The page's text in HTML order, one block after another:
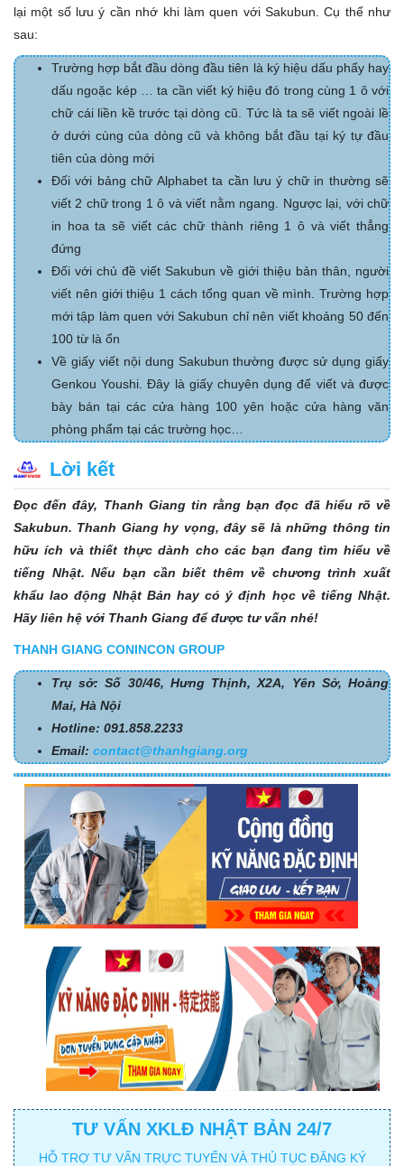
lại một số lưu ý cần nhớ khi làm quen với Sakubun. Cụ thể như
sau:
Trường hợp bắt đầu dòng đầu tiên là ký hiệu dấu phẩy hay
dấu ngoặc kép … ta cần viết ký hiệu đó trong cùng 1 ô với
chữ cái liền kề trước tại dòng cũ. Tức là ta sẽ viết ngoài lề
ở dưới cùng của dòng cũ và không bắt đầu tại ký tự đầu
tiên của dòng mới
Đối với bảng chữ Alphabet ta cần lưu ý chữ in thường sẽ
viết 2 chữ trong 1 ô và viết nằm ngang. Ngược lại, với chữ
in hoa ta sẽ viết các chữ thành riêng 1 ô và viết thẳng
đứng
Đối với chủ đề viết Sakubun về giới thiệu bản thân, người
viết nên giới thiệu 1 cách tổng quan về mình. Trường hợp
mới tập làm quen với Sakubun chỉ nên viết khoảng 50 đến
100 từ là ổn
Về giấy viết nội dung Sakubun thường được sử dụng giấy
Genkou Youshi. Đây là giấy chuyên dụng để viết và được
bày bán tại các cửa hàng 100 yên hoặc cửa hàng văn
phòng phẩm tại các trường học…
Lời kết
Đọc đến đây, Thanh Giang tin rằng bạn đọc đã hiểu rõ về
Sakubun. Thanh Giang hy vọng, đây sẽ là những thông tin
hữu ích và thiết thực dành cho các bạn đang tìm hiểu về
tiếng Nhật. Nếu bạn cần biết thêm về chương trình xuất
khẩu lao động Nhật Bản hay có ý định học về tiếng Nhật.
Hãy liên hệ với Thanh Giang để được tư vấn nhé!
THANH GIANG CONINCON GROUP
Trụ sở: Số 30/46, Hưng Thịnh, X2A, Yên Sở, Hoàng
Mai, Hà Nội
Hotline: 091.858.2233
Email: contact@thanhgiang.org
TƯ VẤN XKLĐ NHẬT BẢN 24/7
HỖ TRỢ TƯ VẤN TRỰC TUYẾN VÀ THỦ TỤC ĐĂNG KÝ